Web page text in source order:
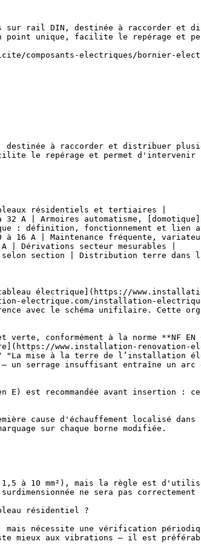
sur rail DIN, destinée à raccorder et
unique, facilite le repérage et
composants-electriques/bornier-
destinée à raccorder et distribuer
le repérage et permet d'intervenir
résidentiels et tertiaires |
| Armoires automatisme,
: définition, fonctionnement et
16 A | Maintenance fréquente,
| Dérivations secteur mesurables |
section | Distribution terre dans la
électrique](https://
electrique.com/installation-
avec le schéma unifilaire. Cette
verte, conformément à la norme
www.installation-renovation-
à la terre de l’installation
serrage insuffisant entraîne un
E) est recommandée avant insertion
sur chaque borne modifiée.
1,5 à 10 mm²), mais la règle est
ne sera pas
résidentiel ?
nécessite une vérification
mieux aux vibrations — il est